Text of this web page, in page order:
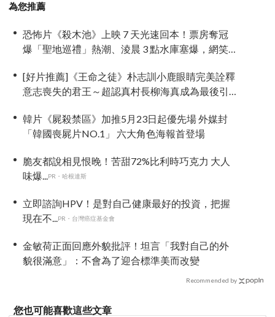
為您推薦
恐怖片《殺木池》上映 7 天光速回本！票房奪冠
爆「聖地巡禮」熱潮、淩晨 3 點水庫塞爆，網笑
[好片推薦]《王命之徒》朴志訓小鹿眼睛完美詮釋
意志喪失的君王～超認真村長柳海真成為最後引
韓片《屍殺禁區》加推5月23日起優先場 外媒封
「韓國喪屍片NO.1」 六大角色海報首登場
脆友都說相見恨晚！苦甜72%比利時巧克力 大人
味爆...PR・哈根達斯
立即諮詢HPV！是對自己健康最好的投資，把握
現在不...PR・台灣癌症基金會
金敏荷正面回應外貌批評！坦言「我對自己的外
貌很滿意」：不會為了迎合標準美而改變
Recommended by
您也可能喜歡這些文章